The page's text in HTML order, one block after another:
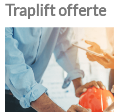
Traplift offerte